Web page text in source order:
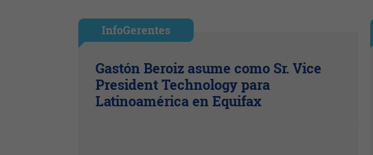
InfoGerentes
Gastón Beroiz asume como Sr. Vice
President Technology para
Latinoamérica en Equifax